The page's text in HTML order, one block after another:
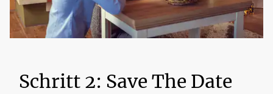
Schritt 2: Save The Date